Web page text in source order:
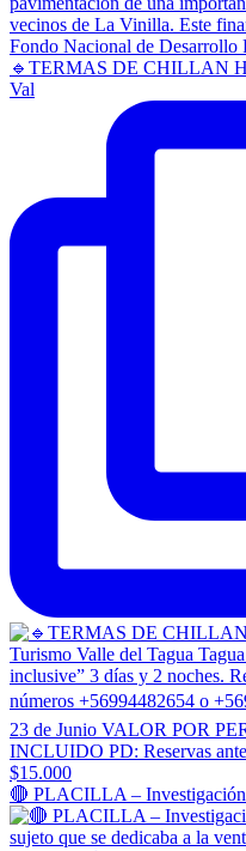
🔹TERMAS DE CHILLAN
Val
🔴 PLACILLA –